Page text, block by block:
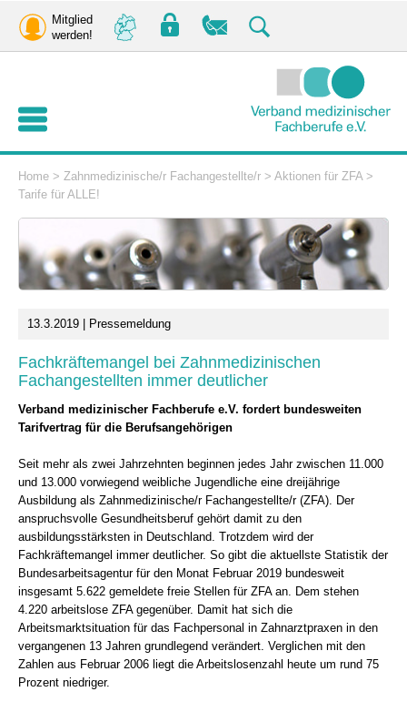
Mitglied
werden!
Home > Zahnmedizinische/r Fachangestellte/r > Aktionen für ZFA>
Tarife für ALLE!
13.3.2019 | Pressemeldung
Fachkräftemangel bei Zahnmedizinischen
Fachangestellten immer deutlicher
Verband medizinischer Fachberufe e.V. fordert bundesweiten
Tarifvertrag für die Berufsangehörigen
Seit mehr als zwei Jahrzehnten beginnen jedes Jahr zwischen 11.000
und 13.000 vorwiegend weibliche Jugendliche eine dreijährige
Ausbildung als Zahnmedizinische/r Fachangestellte/r (ZFA). Der
anspruchsvolle Gesundheitsberuf gehört damit zu den
ausbildungsstärksten in Deutschland. Trotzdem wird der
Fachkräftemangel immer deutlicher. So gibt die aktuellste Statistik der
Bundesarbeitsagentur für den Monat Februar 2019 bundesweit
insgesamt 5.622 gemeldete freie Stellen für ZFA an. Dem stehen
4.220 arbeitslose ZFA gegenüber. Damit hat sich die
Arbeitsmarktsituation für das Fachpersonal in Zahnarztpraxen in den
vergangenen 13 Jahren grundlegend verändert. Verglichen mit den
Zahlen aus Februar 2006 liegt die Arbeitslosenzahl heute um rund 75
Prozent niedriger.